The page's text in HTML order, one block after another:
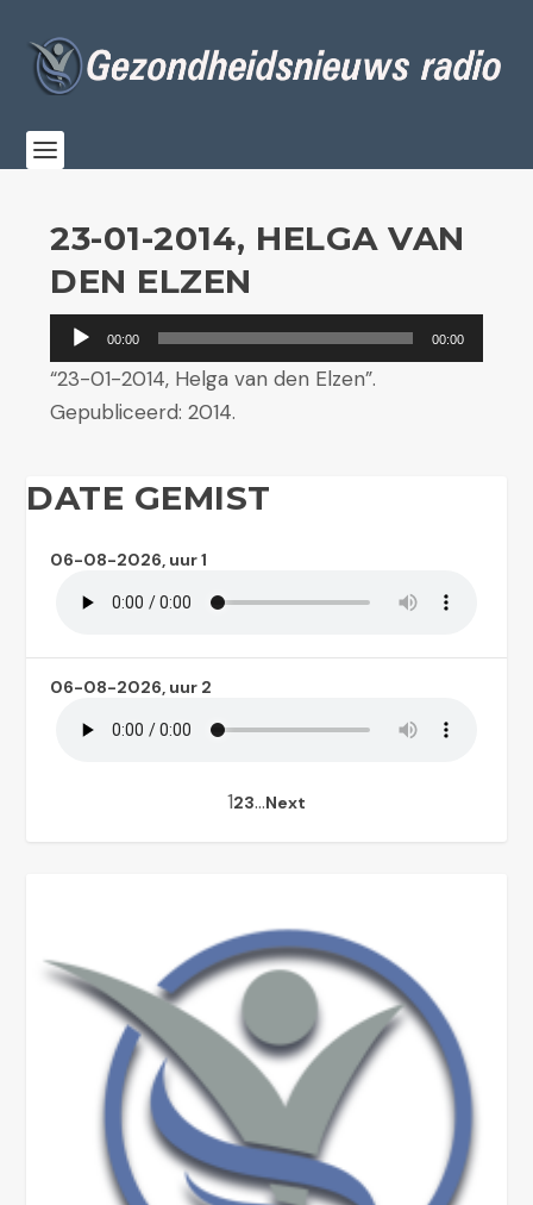
23-01-2014, HELGA VAN
DEN ELZEN
Audiospeler
00:00 00:00
“23-01-2014, Helga van den Elzen”.
Gepubliceerd: 2014.
DATE GEMIST
06-08-2026, uur 1
06-08-2026, uur 2
123…Next